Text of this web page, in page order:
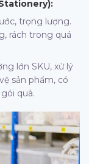
trọng lượng.
rách trong quá
lớn SKU, xử lý
sản phẩm, có
quà.